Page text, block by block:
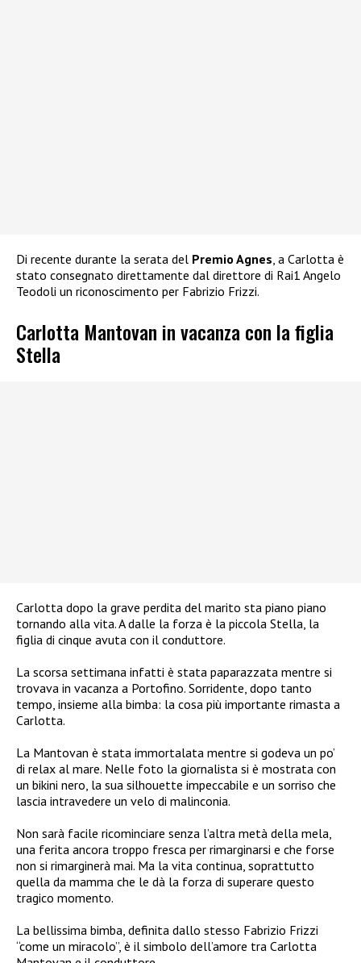
Di recente durante la serata del Premio Agnes , a Carlotta è
stato consegnato direttamente dal direttore di Rai1 Angelo
Teodoli un riconoscimento per Fabrizio Frizzi.
Carlotta Mantovan in vacanza con la figlia
Stella
Carlotta dopo la grave perdita del marito sta piano piano
tornando alla vita. A dalle la forza è la piccola Stella, la
figlia di cinque avuta con il conduttore.
La scorsa settimana infatti è stata paparazzata mentre si
trovava in vacanza a Portofino. Sorridente, dopo tanto
tempo, insieme alla bimba: la cosa più importante rimasta a
Carlotta.
La Mantovan è stata immortalata mentre si godeva un po’
di relax al mare. Nelle foto la giornalista si è mostrata con
un bikini nero, la sua silhouette impeccabile e un sorriso che
lascia intravedere un velo di malinconia.
Non sarà facile ricominciare senza l’altra metà della mela,
una ferita ancora troppo fresca per rimarginarsi e che forse
non si rimarginerà mai. Ma la vita continua, soprattutto
quella da mamma che le dà la forza di superare questo
tragico momento.
La bellissima bimba, definita dallo stesso Fabrizio Frizzi
“come un miracolo”, è il simbolo dell’amore tra Carlotta